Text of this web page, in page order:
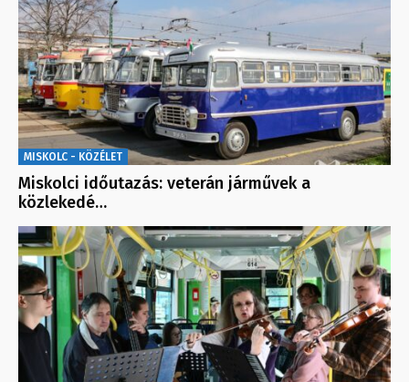
MISKOLC - KÖZÉLET
Miskolci időutazás: veterán járművek a
közlekedé…